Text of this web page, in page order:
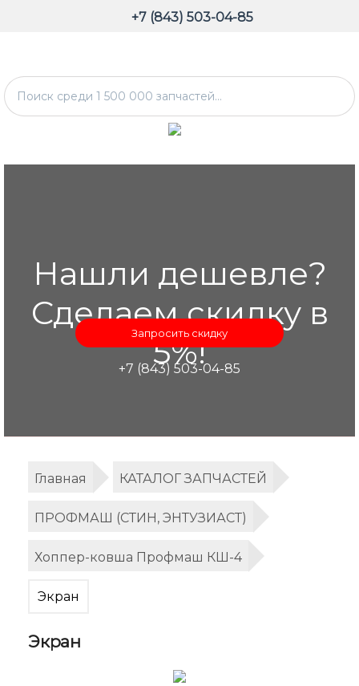
+7 (843) 503-04-85
Нашли дешевле?
Сделаем скидку в
5%!
Запросить скидку
+7 (843) 503-04-85
Главная КАТАЛОГ ЗАПЧАСТЕЙ
ПРОФМАШ (СТИН, ЭНТУЗИАСТ)
Хоппер-ковша Профмаш КШ-4
Экран
Экран